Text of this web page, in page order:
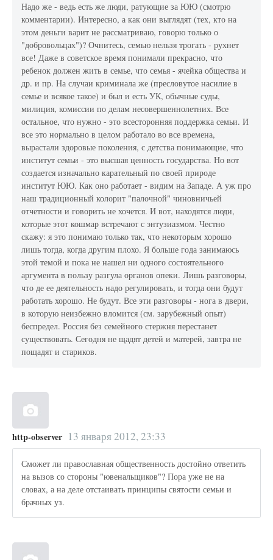
Надо же - ведь есть же люди, ратующие за ЮЮ (смотрю
комментарии). Интересно, а как они выглядят (тех, кто на
этом деньги варит не рассматриваю, говорю только о
"добровольцах")? Очнитесь, семью нельзя трогать - рухнет
все! Даже в советское время понимали прекрасно, что
ребенок должен жить в семье, что семья - ячейка общества и
др. и пр. На случаи криминала же (пресловутое насилие в
семье и всякое такое) и был и есть УК, обычные суды,
милиция, комиссии по делам несовершеннолетних. Все
остальное, что нужно - это всесторонняя поддержка семьи. И
все это нормально в целом работало во все времена,
вырастали здоровые поколения, с детства понимающие, что
институт семьи - это высшая ценность государства. Но вот
создается изначально карательный по своей природе
институт ЮЮ. Как оно работает - видим на Западе. А уж про
наш традиционный колорит "палочной" чиновничьей
отчетности и говорить не хочется. И вот, находятся люди,
которые этот кошмар встречают с энтузиазмом. Честно
скажу: я это понимаю только так, что некоторым хорошо
лишь тогда, когда другим плохо. Я больше года занимаюсь
этой темой и пока не нашел ни одного состоятельного
аргумента в пользу разгула органов опеки. Лишь разговоры,
что де ее деятельность надо регулировать, и тогда они будут
работать хорошо. Не будут. Все эти разговоры - нога в двери,
в которую неизбежно вломится (см. зарубежный опыт)
беспредел. Россия без семейного стержня перестанет
существовать. Сегодня не щадят детей и матерей, завтра не
пощадят и стариков.
http-observer 13 января 2012, 23:33
Сможет ли православная общественность достойно ответить
на вызов со стороны "ювенальщиков"? Пора уже не на
словах, а на деле отстаивать принципы святости семьи и
брачных уз.